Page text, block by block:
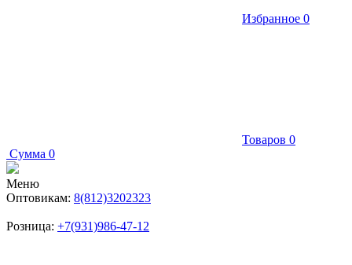
Избранное 0
Товаров 0
Сумма 0
Меню
Оптовикам: 8(812)3202323
Розница: +7(931)986-47-12